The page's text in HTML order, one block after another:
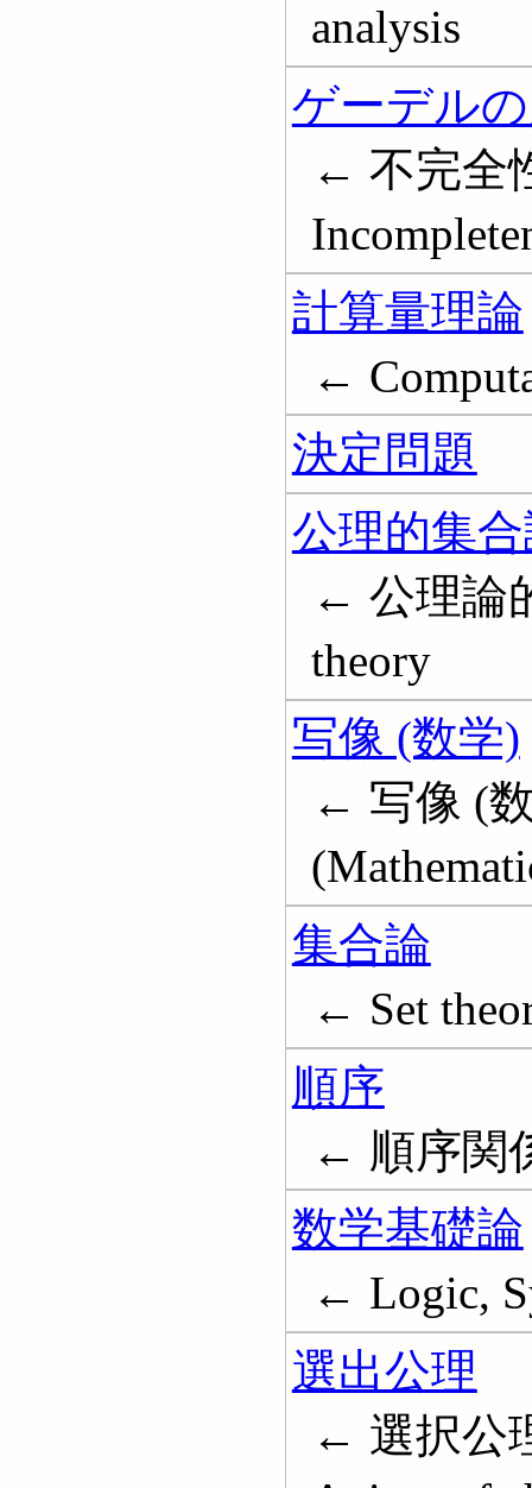
analysis
ゲーデル
← 不完全
計算量理論
←
決定問題
公理的集
← 公理論
theory
写像 (数学)
← 写像 (
集合論
← Set
順序
← 順序関
数学基礎論
← Logic,
選出公理
← 選択公